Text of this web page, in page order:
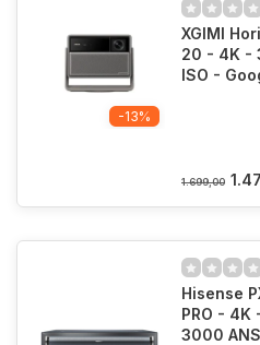
-13%
XGIMI
20 - 4K -
ISO -
1.699,00
Hisense
PRO - 4K
3000